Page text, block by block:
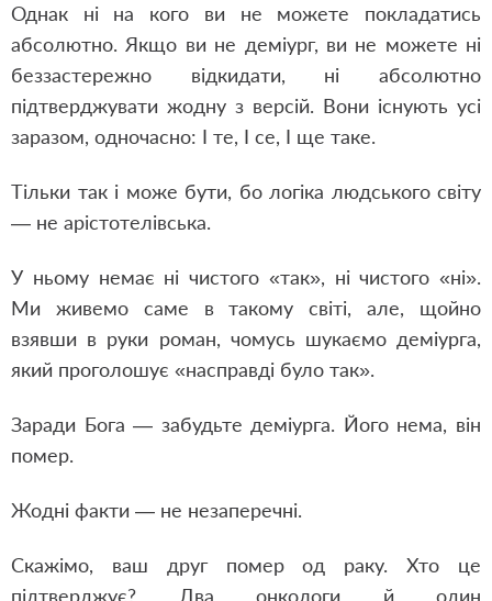
Однак ні на кого ви не можете покладатись
абсолютно. Якщо ви не деміург, ви не можете ні
беззастережно відкидати, ні абсолютно
підтверджувати жодну з версій. Вони існують усі
заразом, одночасно: І те, І се, І ще таке.
Тільки так і може бути, бо логіка людського світу
— не арістотелівська.
У ньому немає ні чистого «так», ні чистого «ні».
Ми живемо саме в такому світі, але, щойно
взявши в руки роман, чомусь шукаємо деміурга,
який проголошує «насправді було так».
Заради Бога — забудьте деміурга. Його нема, він
помер.
Жодні факти — не незаперечні.
Скажімо, ваш друг помер од раку. Хто це
підтверджує? Два онкологи й один